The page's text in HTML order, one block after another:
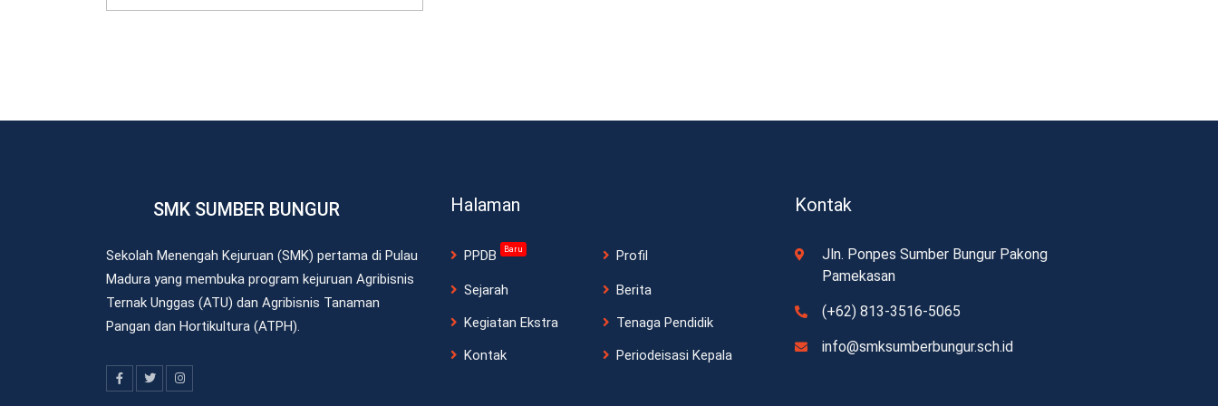
SMK SUMBER BUNGUR
Sekolah Menengah Kejuruan (SMK) pertama di Pulau
Madura yang membuka program kejuruan Agribisnis
Ternak Unggas (ATU) dan Agribisnis Tanaman
Pangan dan Hortikultura (ATPH).
Halaman
PPDB Baru Profil
Sejarah
Berita
Kegiatan Ekstra
Tenaga Pendidik
Kontak
Periodeisasi Kepala
Kontak
Jln. Ponpes Sumber Bungur Pakong
Pamekasan
(+62) 813-3516-5065
info@smksumberbungur.sch.id